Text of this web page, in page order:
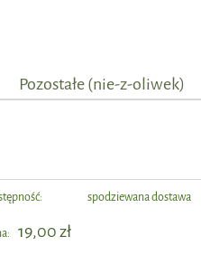
Pozostałe (nie-z-oliwek)
spodziewana dostawa
19,00 zł